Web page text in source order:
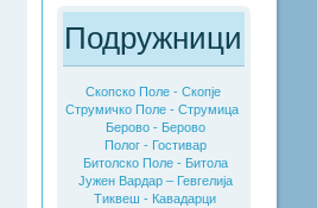
Подружници
Скопско Поле - Скопје
Струмичко Поле - Струмица
Берово - Берово
Полог - Гостивар
Битолско Поле - Битола
Јужен Вардар – Гевгелија
Тиквеш - Кавадарци